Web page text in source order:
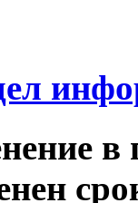
в